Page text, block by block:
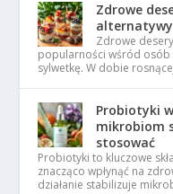
Zdrowe
alternatywy
Zdrowe
popularności wśród
sylwetkę. W dobie
Probiotyki
mikrobiom
stosować
Probiotyki to kluczowe
znacząco wpłynąć na
działanie stabilizuje